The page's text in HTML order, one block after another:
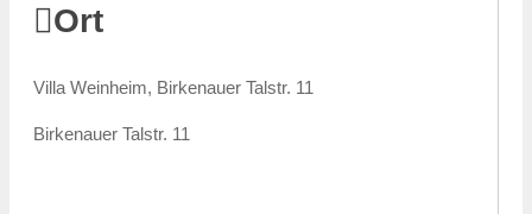
Ort
Villa Weinheim, Birkenauer Talstr. 11
Birkenauer Talstr. 11